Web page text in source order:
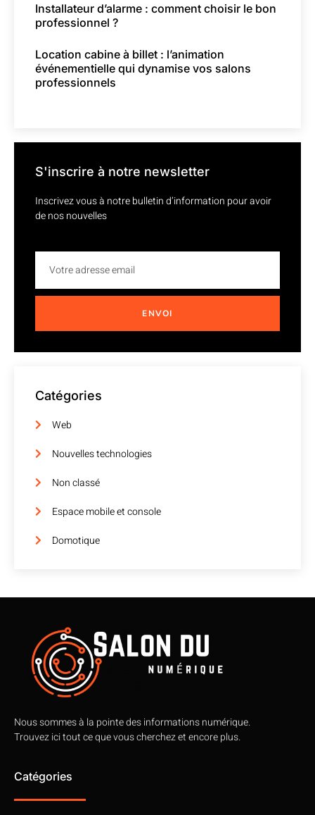
Installateur d’alarme : comment choisir le bon
professionnel ?
Location cabine à billet : l’animation
événementielle qui dynamise vos salons
professionnels
S'inscrire à notre newsletter
Inscrivez vous à notre bulletin d’information pour avoir
de nos nouvelles
ENVOI
Catégories
Web
Nouvelles technologies
Non classé
Espace mobile et console
Domotique
Nous sommes à la pointe des informations numérique.
Trouvez ici tout ce que vous cherchez et encore plus.
Catégories